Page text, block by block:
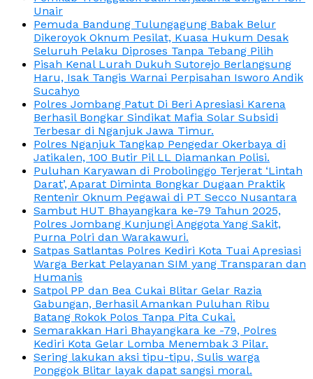
Unair
Pemuda Bandung Tulungagung Babak Belur
Dikeroyok Oknum Pesilat, Kuasa Hukum Desak
Seluruh Pelaku Diproses Tanpa Tebang Pilih
Pisah Kenal Lurah Dukuh Sutorejo Berlangsung
Haru, Isak Tangis Warnai Perpisahan Isworo Andik
Sucahyo
Polres Jombang Patut Di Beri Apresiasi Karena
Berhasil Bongkar Sindikat Mafia Solar Subsidi
Terbesar di Nganjuk Jawa Timur.
Polres Nganjuk Tangkap Pengedar Okerbaya di
Jatikalen, 100 Butir Pil LL Diamankan Polisi.
Puluhan Karyawan di Probolinggo Terjerat ‘Lintah
Darat’, Aparat Diminta Bongkar Dugaan Praktik
Rentenir Oknum Pegawai di PT Secco Nusantara
Sambut HUT Bhayangkara ke-79 Tahun 2025,
Polres Jombang Kunjungi Anggota Yang Sakit,
Purna Polri dan Warakawuri.
Satpas Satlantas Polres Kediri Kota Tuai Apresiasi
Warga Berkat Pelayanan SIM yang Transparan dan
Humanis
Satpol PP dan Bea Cukai Blitar Gelar Razia
Gabungan, Berhasil Amankan Puluhan Ribu
Batang Rokok Polos Tanpa Pita Cukai.
Semarakkan Hari Bhayangkara ke -79, Polres
Kediri Kota Gelar Lomba Menembak 3 Pilar.
Sering lakukan aksi tipu-tipu, Sulis warga
Ponggok Blitar layak dapat sangsi moral.